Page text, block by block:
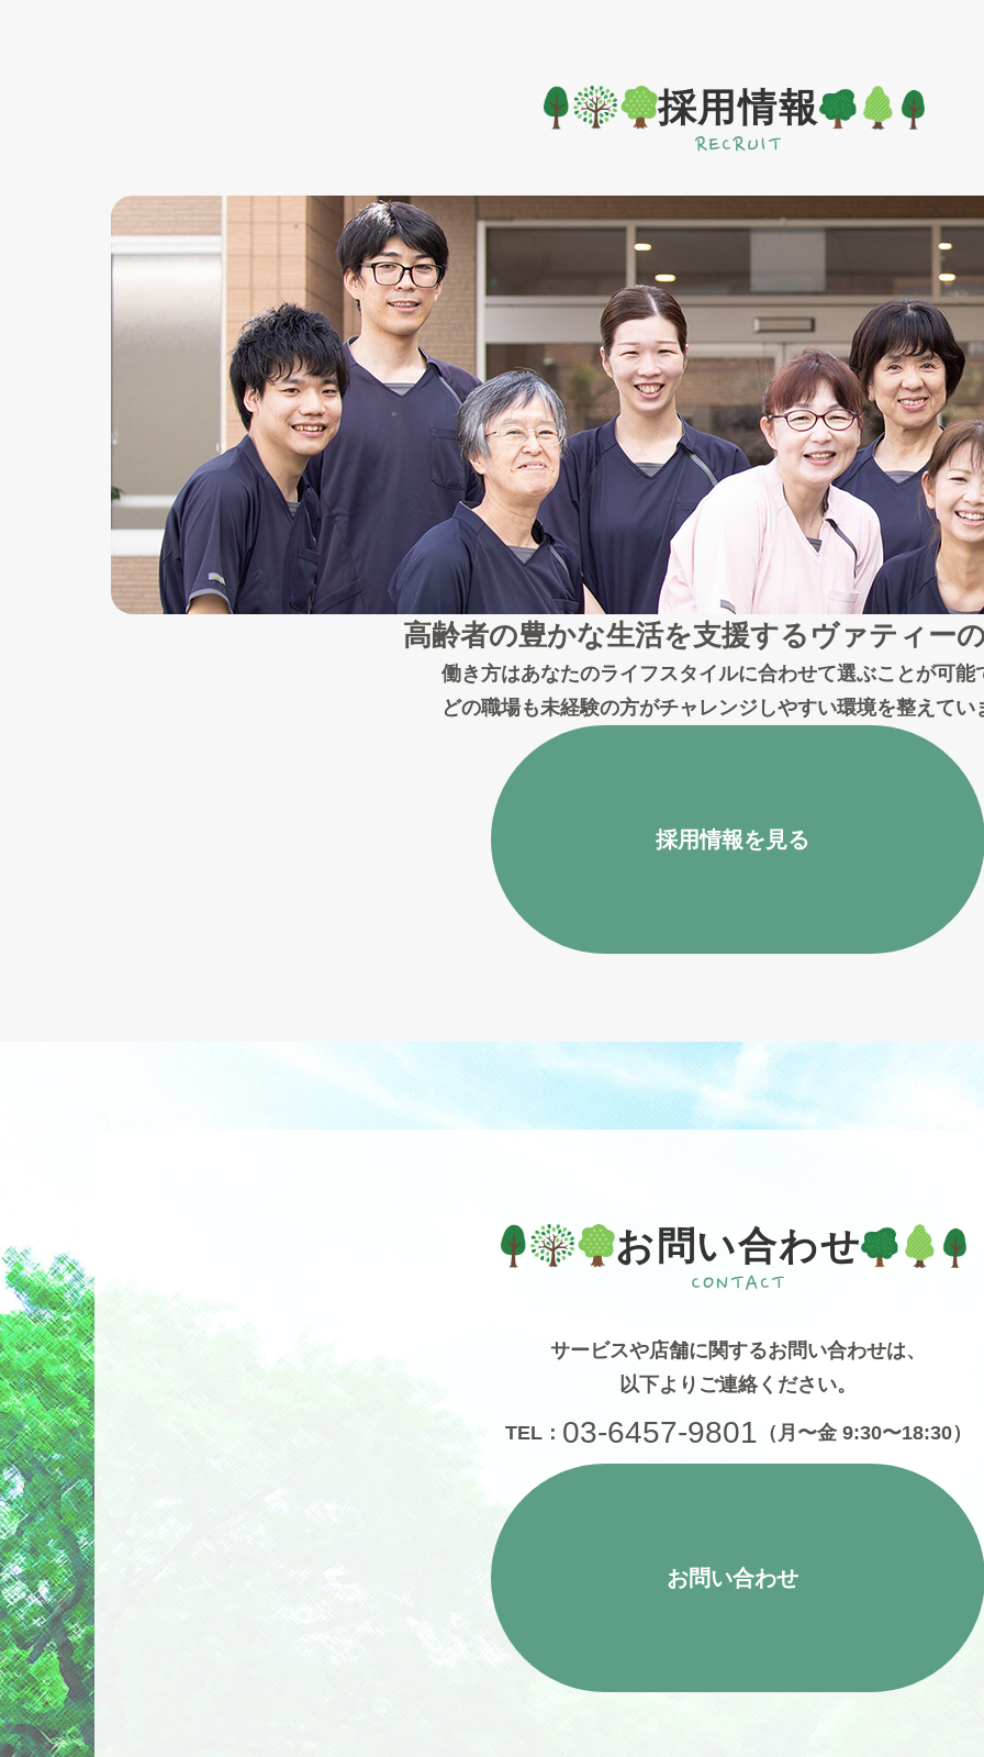
採用情報
高齢者の豊かな生活を支援する ヴァティー
働き方はあなたのライフスタイルに合わせて選ぶことが可能
どの職場も未経験の方がチャレンジしやすい環境を整えてい
採用情報を見る
お問い合わせ
サービスや店舗に関するお問い合わせは、
以下よりご連絡ください。
TEL： 03-6457-9801 （月〜金 9:30〜18:30）
お問い合わせ